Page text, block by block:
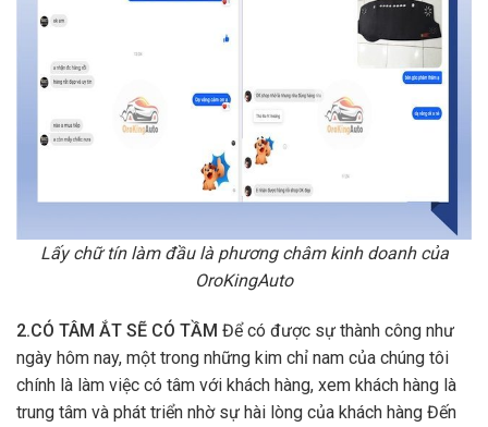
Lấy chữ tín làm đầu là phương châm kinh doanh của
OroKingAuto
2.CÓ TÂM ẮT SẼ CÓ TẦM Để có được sự thành công như
ngày hôm nay, một trong những kim chỉ nam của chúng tôi
chính là làm việc có tâm với khách hàng, xem khách hàng là
trung tâm và phát triển nhờ sự hài lòng của khách hàng Đến